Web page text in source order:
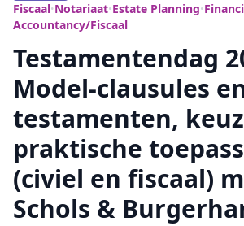
Fiscaal•Notariaat•Estate Planning•
Accountancy/Fiscaal
Testamentendag
Model-clausules
testamenten,
praktische
(civiel en fiscaal)
Schols &